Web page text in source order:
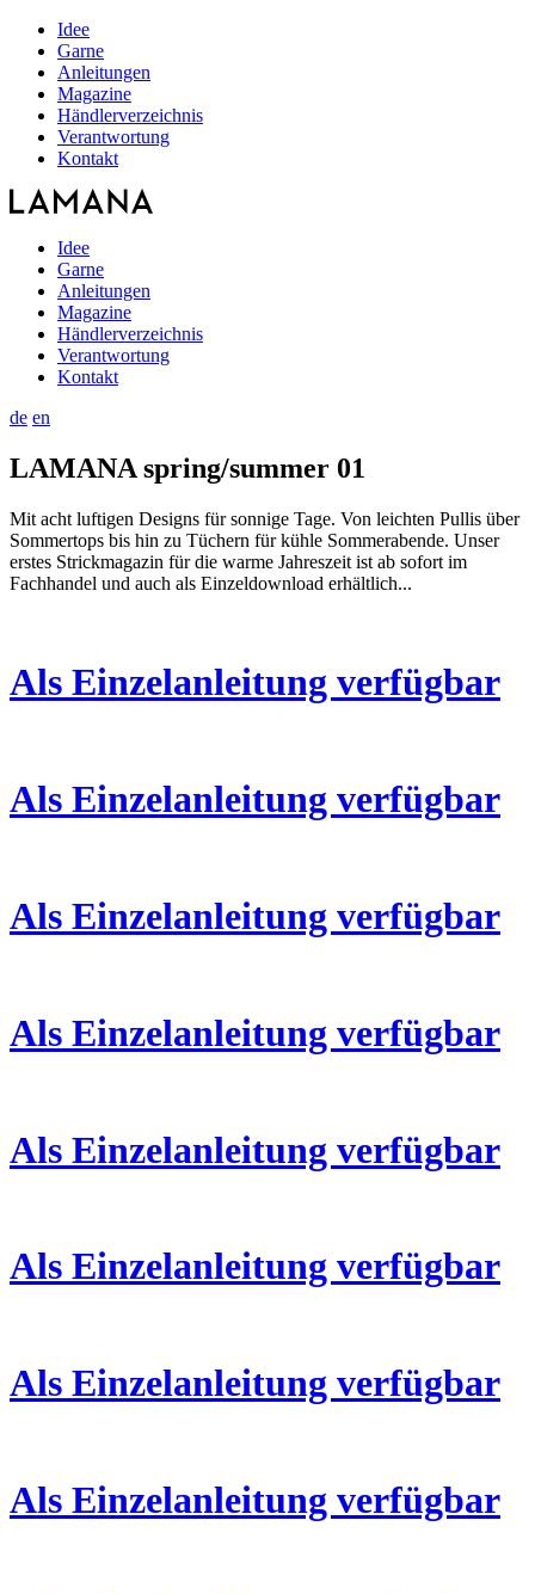
Idee
Garne
Anleitungen
Magazine
Händlerverzeichnis
Verantwortung
Kontakt
Idee
Garne
Anleitungen
Magazine
Händlerverzeichnis
Verantwortung
Kontakt
de en
LAMANA spring/summer 01
Mit acht luftigen Designs für sonnige Tage. Von leichten Pullis über
Sommertops bis hin zu Tüchern für kühle Sommerabende. Unser
erstes Strickmagazin für die warme Jahreszeit ist ab sofort im
Fachhandel und auch als Einzeldownload erhältlich...
Als Einzelanleitung verfügbar
Als Einzelanleitung verfügbar
Als Einzelanleitung verfügbar
Als Einzelanleitung verfügbar
Als Einzelanleitung verfügbar
Als Einzelanleitung verfügbar
Als Einzelanleitung verfügbar
Als Einzelanleitung verfügbar